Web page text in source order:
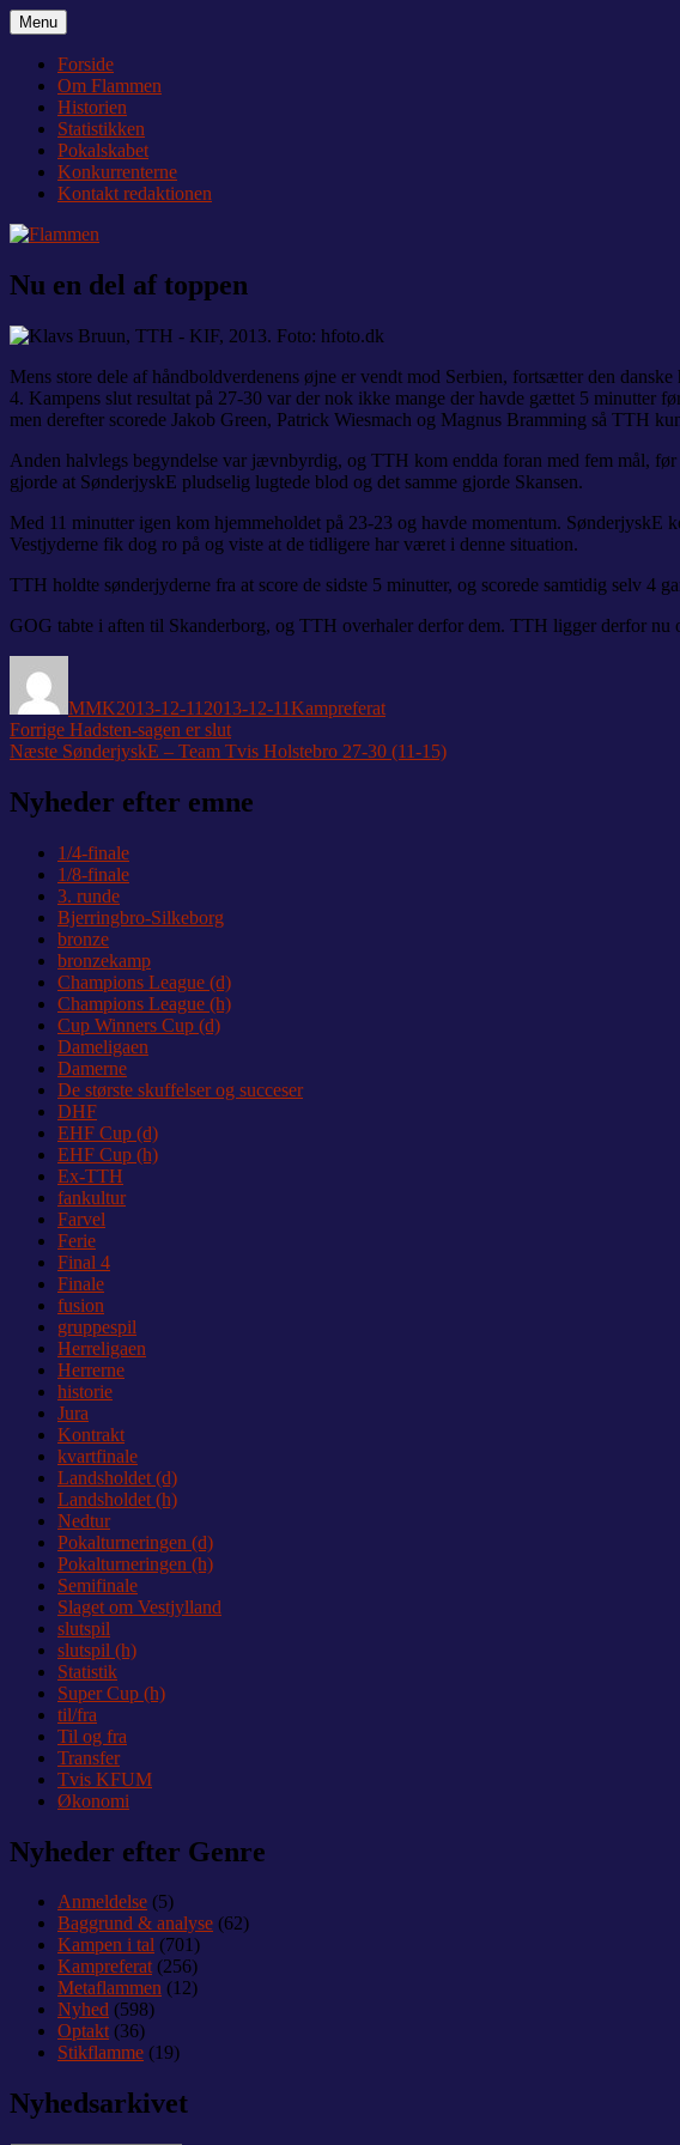
Videre
til
indhold
Flammen
Nyheder og debat om Team Tvis Holstebro
Menu
Forside
Om Flammen
Historien
Statistikken
Pokalskabet
Konkurrenterne
Kontakt redaktionen
Nu en del af toppen
Mens store dele af håndboldverdenens øjne er vendt mod Serbien, fortsætter den
4. Kampens slut resultat på 27-30 var der nok ikke mange der havde gættet 5 minutter
men derefter scorede Jakob Green, Patrick Wiesmach og Magnus Bramming så TTH
Anden halvlegs begyndelse var jævnbyrdig, og TTH kom endda foran med fem mål,
gjorde at SønderjyskE pludselig lugtede blod og det samme gjorde Skansen.
Med 11 minutter igen kom hjemmeholdet på 23-23 og havde momentum.
Vestjyderne fik dog ro på og viste at de tidligere har været i denne situation.
TTH holdte sønderjyderne fra at score de sidste 5 minutter, og scorede samtidig selv 4
GOG tabte i aften til Skanderborg, og TTH overhaler derfor dem. TTH ligger derfor
MMK2013-12-11 2013-12-11Kampreferat
Indlægsnavigation
Forrige Forrige
indlæg:
Hadsten-sagen er slut
Næste Næste
SønderjyskE – Team Tvis Holstebro 27-30 (11-15)
Nyheder efter emne
1/4-finale
1/8-finale
3. runde
Bjerringbro-Silkeborg
bronze
bronzekamp
Champions League (d)
Champions League (h)
Cup Winners Cup (d)
Dameligaen
Damerne
De største skuffelser og succeser
DHF
EHF Cup (d)
EHF Cup (h)
Ex-TTH
fankultur
Farvel
Ferie
Final 4
Finale
fusion
gruppespil
Herreligaen
Herrerne
historie
Jura
Kontrakt
kvartfinale
Landsholdet (d)
Landsholdet (h)
Nedtur
Pokalturneringen (d)
Pokalturneringen (h)
Semifinale
Slaget om Vestjylland
slutspil
slutspil (h)
Statistik
Super Cup (h)
til/fra
Til og fra
Transfer
Tvis KFUM
Økonomi
Nyheder efter Genre
Anmeldelse (5)
Baggrund & analyse (62)
Kampen i tal (701)
Kampreferat(256)
Metaflammen (12)
Nyhed (598)
Optakt(36)
Stikflamme (19)
Nyhedsarkivet